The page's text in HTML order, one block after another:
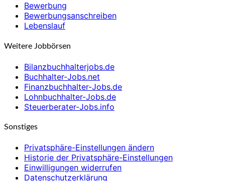
Bewerbung
Bewerbungsanschreiben
Lebenslauf
Weitere Jobbörsen
Bilanzbuchhalterjobs.de
Buchhalter-Jobs.net
Finanzbuchhalter-Jobs.de
Lohnbuchhalter-Jobs.de
Steuerberater-Jobs.info
Sonstiges
Privatsphäre-Einstellungen ändern
Historie der Privatsphäre-Einstellungen
Einwilligungen widerrufen
Datenschutzerklärung